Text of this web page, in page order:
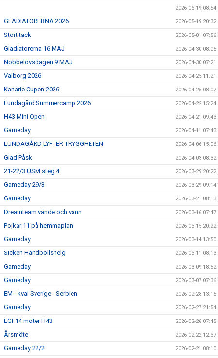
2026-06-19 08:54
GLADIATORERNA 2026 2026-05-19 20:32
Stort tack 2026-05-01 07:56
Gladiatorerna 16 MAJ 2026-04-30 08:05
Nöbbelövsdagen 9 MAJ 2026-04-30 07:21
Valborg 2026 2026-04-25 11:21
Kanarie Cupen 2026 2026-04-25 08:07
Lundagård Summercamp 2026 2026-04-22 15:24
H43 Mini Open 2026-04-21 09:43
Gameday 2026-04-11 07:43
LUNDAGÅRD LYFTER TRYGGHETEN 2026-04-06 15:06
Glad Påsk 2026-04-03 08:32
21-22/3 USM steg 4 2026-03-29 20:22
Gameday 29/3 2026-03-29 09:14
Gameday 2026-03-21 08:13
Dreamteam vände och vann 2026-03-16 07:47
Pojkar 11 på hemmaplan 2026-03-15 20:22
Gameday 2026-03-14 13:50
Sicken Handbollshelg 2026-03-11 08:13
Gameday 2026-03-09 18:52
Gameday 2026-03-07 07:36
EM - kval Sverige - Serbien 2026-02-28 13:15
Gameday 2026-02-27 21:54
LGF14 möter H43 2026-02-26 07:45
Årsmöte 2026-02-22 12:37
Gameday 22/2 2026-02-21 08:10